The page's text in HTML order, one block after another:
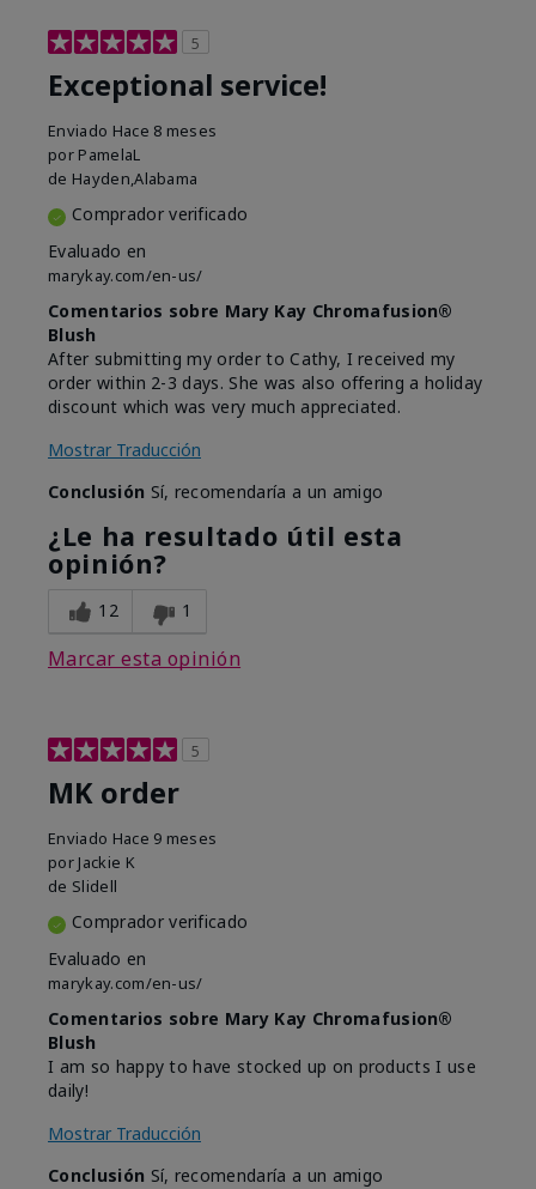
5
Exceptional service!
Enviado Hace 8 meses
por PamelaL
de Hayden,Alabama
Comprador verificado
Evaluado en
marykay.com/en-us/
Comentarios sobre Mary Kay Chromafusion®
Blush
After submitting my order to Cathy, I received my
order within 2-3 days. She was also offering a holiday
discount which was very much appreciated.
Mostrar Traducción
Conclusión Sí, recomendaría a un amigo
¿Le ha resultado útil esta
opinión?
12 1
Marcar esta opinión
5
MK order
Enviado Hace 9 meses
por Jackie K
de Slidell
Comprador verificado
Evaluado en
marykay.com/en-us/
Comentarios sobre Mary Kay Chromafusion®
Blush
I am so happy to have stocked up on products I use
daily!
Mostrar Traducción
Conclusión Sí, recomendaría a un amigo